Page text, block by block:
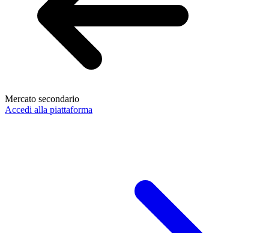
Mercato secondario
Accedi alla piattaforma